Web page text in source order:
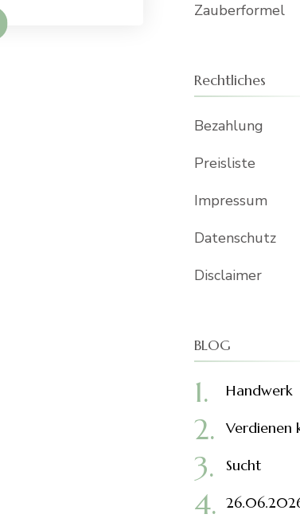
Zauberformel
Rechtliches
Bezahlung
Preisliste
Impressum
Datenschutz
Disclaimer
BLOG
Handwerk
Verdienen
Sucht